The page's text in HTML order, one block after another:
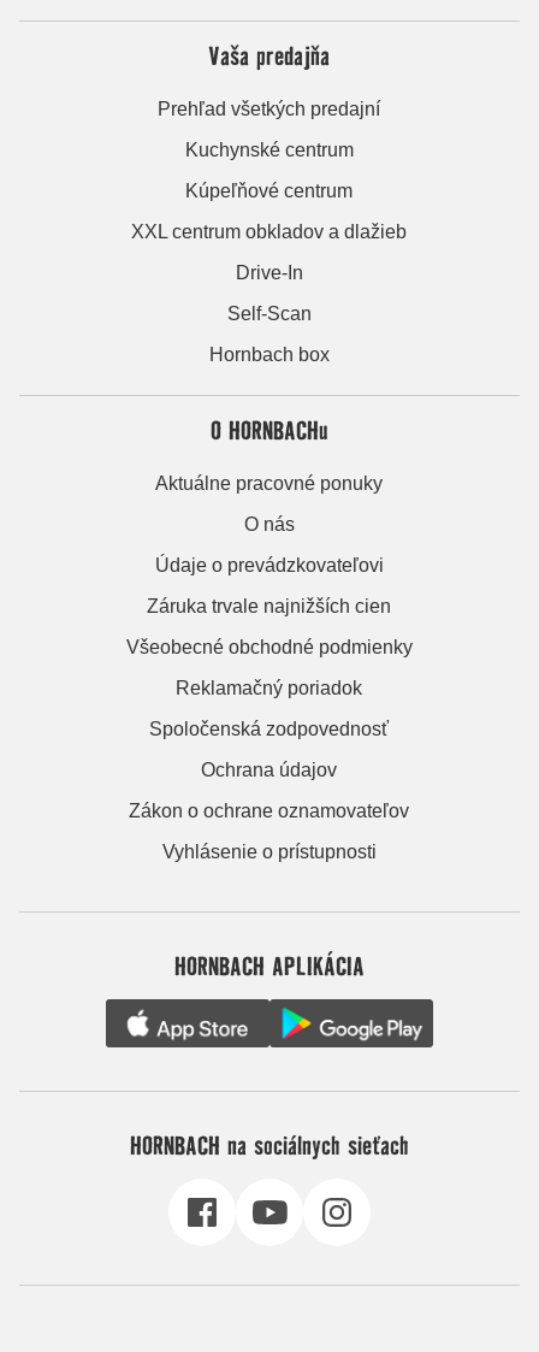
Vaša predajňa
Prehľad všetkých predajní
Kuchynské centrum
Kúpeľňové centrum
XXL centrum obkladov a dlažieb
Drive-In
Self-Scan
Hornbach box
O HORNBACHu
Aktuálne pracovné ponuky
O nás
Údaje o prevádzkovateľovi
Záruka trvale najnižších cien
Všeobecné obchodné podmienky
Reklamačný poriadok
Spoločenská zodpovednosť
Ochrana údajov
Zákon o ochrane oznamovateľov
Vyhlásenie o prístupnosti
HORNBACH APLIKÁCIA
HORNBACH na sociálnych sieťach